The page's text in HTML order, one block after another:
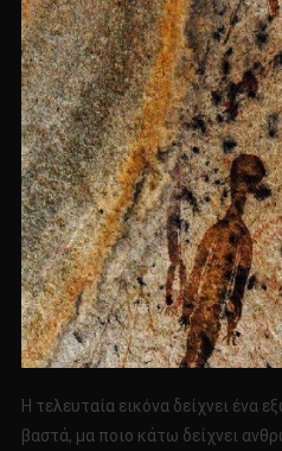
Η τελευταία εικόνα δείχνει ένα
βαστά, μα ποιο κάτω δείχνει